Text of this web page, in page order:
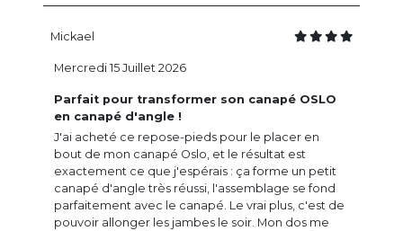
Mickael
Parfait pour transformer son canapé OSLO
en canapé d'angle !
J'ai acheté ce repose-pieds pour le placer en
bout de mon canapé Oslo, et le résultat est
exactement ce que j'espérais : ça forme un petit
canapé d'angle très réussi, l'assemblage se fond
parfaitement avec le canapé. Le vrai plus, c'est de
pouvoir allonger les jambes le soir. Mon dos me
Mercredi 15 Juillet 2026